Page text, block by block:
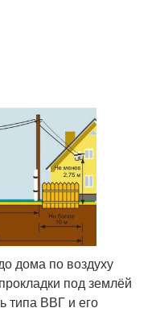
дома по воздуху
под землёй
типа ВВГ и его